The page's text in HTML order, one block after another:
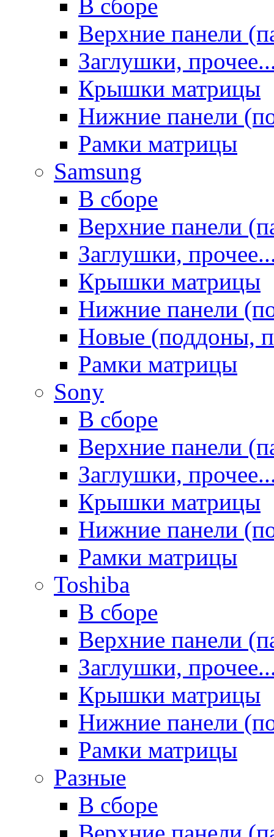
В сборе
Верхние панели
Заглушки,
Крышки матрицы
Нижние панели
Рамки матрицы
Samsung
В сборе
Верхние панели
Заглушки,
Крышки матрицы
Нижние панели
Новые (поддоны,
Рамки матрицы
Sony
В сборе
Верхние панели
Заглушки,
Крышки матрицы
Нижние панели
Рамки матрицы
Toshiba
В сборе
Верхние панели
Заглушки,
Крышки матрицы
Нижние панели
Рамки матрицы
Разные
В сборе